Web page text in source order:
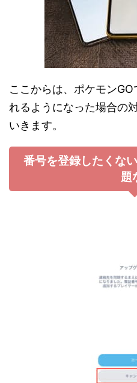
ここからは、ポケモン
れるようになった場合の
いきます。
番号を登録したくな
題